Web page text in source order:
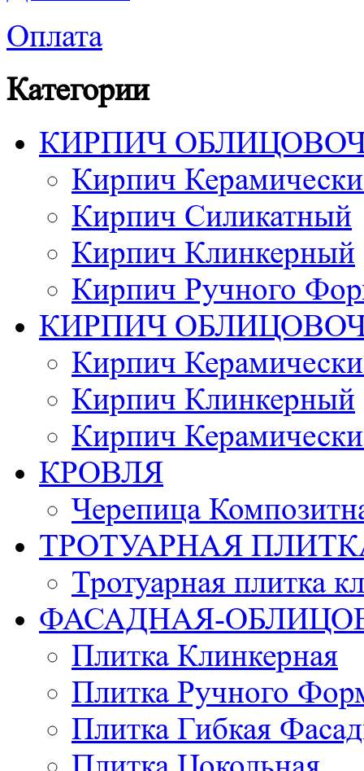
Оплата
Категории
КИРПИЧ
Кирпич
Кирпич Силикатный
Кирпич Клинкерный
Кирпич Ручного
КИРПИЧ
Кирпич
Кирпич Клинкерный
Кирпич
КРОВЛЯ
Черепица
ТРОТУАРНАЯ
Тротуарная плитка
ФАСАДНАЯ-
Плитка Клинкерная
Плитка Ручного
Плитка Гибкая